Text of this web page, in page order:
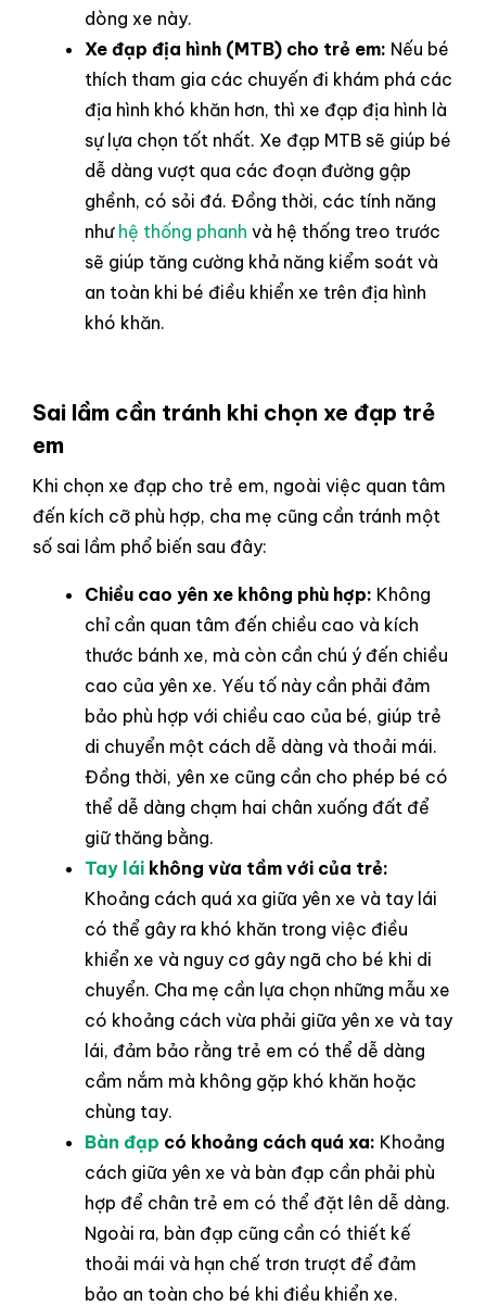
dòng xe này.
Xe đạp địa hình (MTB) cho trẻ em: Nếu bé
thích tham gia các chuyến đi khám phá các
địa hình khó khăn hơn, thì xe đạp địa hình là
sự lựa chọn tốt nhất. Xe đạp MTB sẽ giúp bé
dễ dàng vượt qua các đoạn đường gập
ghềnh, có sỏi đá. Đồng thời, các tính năng
như hệ thống phanh và hệ thống treo trước
sẽ giúp tăng cường khả năng kiểm soát và
an toàn khi bé điều khiển xe trên địa hình
khó khăn.
Sai lầm cần tránh khi chọn xe đạp trẻ
em
Khi chọn xe đạp cho trẻ em, ngoài việc quan tâm
đến kích cỡ phù hợp, cha mẹ cũng cần tránh một
số sai lầm phổ biến sau đây:
Chiều cao yên xe không phù hợp: Không
chỉ cần quan tâm đến chiều cao và kích
thước bánh xe, mà còn cần chú ý đến chiều
cao của yên xe. Yếu tố này cần phải đảm
bảo phù hợp với chiều cao của bé, giúp trẻ
di chuyển một cách dễ dàng và thoải mái.
Đồng thời, yên xe cũng cần cho phép bé có
thể dễ dàng chạm hai chân xuống đất để
giữ thăng bằng.
Tay lái không vừa tầm với của trẻ:
Khoảng cách quá xa giữa yên xe và tay lái
có thể gây ra khó khăn trong việc điều
khiển xe và nguy cơ gây ngã cho bé khi di
chuyển. Cha mẹ cần lựa chọn những mẫu xe
có khoảng cách vừa phải giữa yên xe và tay
lái, đảm bảo rằng trẻ em có thể dễ dàng
cầm nắm mà không gặp khó khăn hoặc
chùng tay.
Bàn đạp có khoảng cách quá xa: Khoảng
cách giữa yên xe và bàn đạp cần phải phù
hợp để chân trẻ em có thể đặt lên dễ dàng.
Ngoài ra, bàn đạp cũng cần có thiết kế
thoải mái và hạn chế trơn trượt để đảm
bảo an toàn cho bé khi điều khiển xe.